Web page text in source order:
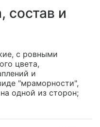
состав и
с ровными
цвета,
и
"мраморности",
одной из сторон;